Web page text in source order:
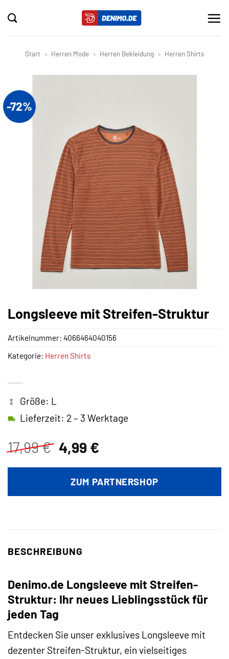
Inhalt
springen
Start » Herren Mode » Herren Bekleidung » Herren Shirts
-72%
Longsleeve mit Streifen-Struktur
17,99€ Ursprünglicher
war:
17,99 €
4,99 €Aktueller
ist:
4,99 €.
Größe: L
Lieferzeit: 2 – 3 Werktage
ZUM PARTNERSHOP
Artikelnummer: 4066464040156
Kategorie: Herren Shirts
BESCHREIBUNG
Denimo.de Longsleeve mit Streifen-
Struktur: Ihr neues Lieblingsstück für
jeden Tag
Entdecken Sie unser exklusives Longsleeve mit
dezenter Streifen-Struktur, ein vielseitiges